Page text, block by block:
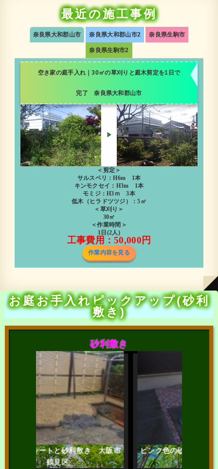
最近の施工事例
奈良県大和郡山市 奈良県大和郡山市2 奈良県生駒市
奈良県生駒市2
空き家の庭手入れ｜30㎡の草刈りと庭木剪定を1日で
完了 奈良県大和郡山市
＜剪定＞
サルスベリ：H6m 1本
キンモクセイ：H3m 1本
モミジ：H3ｍ 3本
低木（ヒラドツツジ）：5㎡
＜草刈り＞
30㎡
＜作業時間＞
1日(2人)
工事費用：50,000円
作業内容を見る
お庭お手入れピックアップ(砂利
敷き)
砂利敷き
と砂利敷き 大阪市
ピンク色の砂利で美しく整える 大阪
市都島区